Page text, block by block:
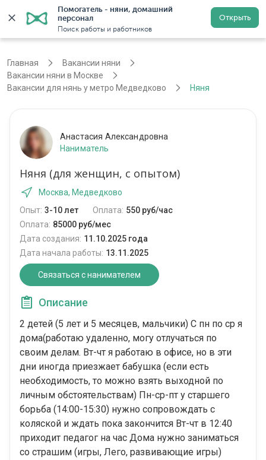
Помогатель - няни, домашний
персонал
Поиск работы и работников
Открыть
Регистрация
Главная
Вакансии няни
Вакансии няни в Москве
Вакансии для нянь у метро Медведково
Няня
Анастасия Александровна
Наниматель
Няня (для женщин, с опытом)
Москва, Медведково
Опыт: 3-10 лет Оплата: 550 руб/час
Оплата: 85000 руб/мес
Дата создания: 11.10.2025 года
Дата начала работы: 13.11.2025
Связаться с нанимателем
Описание
2 детей (5 лет и 5 месяцев, мальчики) С пн по ср я
дома(работаю удаленно, могу отлучаться по
своим делам. Вт-чт я работаю в офисе, но в эти
дни иногда приезжает бабушка (если есть
необходимость, то можно взять выходной по
личным обстоятельствам) Пн-ср-пт у старшего
борьба (14:00-15:30) нужно сопровождать с
коляской и ждать пока закончится Вт-чт в 12:40
приходит педагог на час Дома нужно заниматься
со страшим (игры, Лего, развивающие игры)